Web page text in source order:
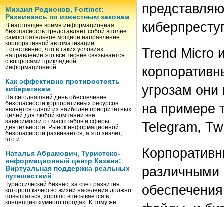
Михаил Родионов, Fortinet:
Развиваясь по известным законам
В настоящее время информационная
безопасность представляет собой вполне
самостоятельное мощное направление
корпоративной автоматизации.
Естественно, что в таких условиях
направление это все теснее связывается
с вопросами прикладной
информационной …
Как эффективно противостоять
кибератакам
На сегодняшний день обеспечение
безопасности корпоративных ресурсов
является одной из наиболее приоритетных
целей для любой компании вне
зависимости от масштабов и сферы
деятельности. Рынок информационной
безопасности развивается, а это значит,
что и …
Наталья Абрамович, Туристско-
информационный центр Казани:
Виртуальная поддержка реальных
путешествий
Туристический бизнес, за счет развития
которого качество жизни населения должно
повышаться, хорошо вписывается в
концепцию «умного города». К тому же
Trend Micro
угрозам
на примере
Telegram,
различными